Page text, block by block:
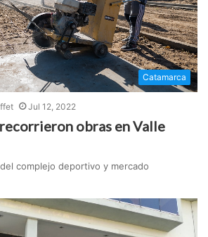
Catamarca
Jul 12, 2022
obras en Valle
complejo deportivo y mercado